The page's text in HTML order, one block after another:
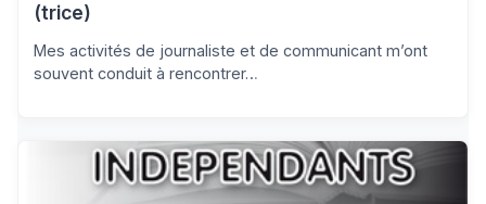
(trice)
Mes activités de journaliste et de communicant m’ont
souvent conduit à rencontrer…